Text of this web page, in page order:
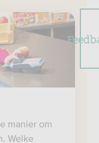
manier om
Welke